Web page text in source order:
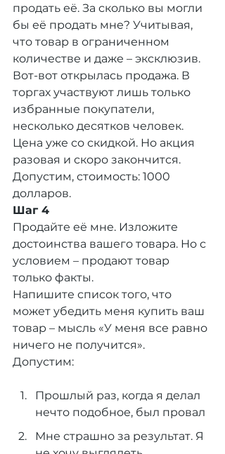
продать её. За сколько вы могли
бы её продать мне? Учитывая,
что товар в ограниченном
количестве и даже – эксклюзив.
Вот-вот открылась продажа. В
торгах участвуют лишь только
избранные покупатели,
несколько десятков человек.
Цена уже со скидкой. Но акция
разовая и скоро закончится.
Допустим, стоимость: 1000
долларов.
Шаг 4
Продайте её мне. Изложите
достоинства вашего товара. Но с
условием – продают товар
только факты.
Напишите список того, что
может убедить меня купить ваш
товар – мысль «У меня все равно
ничего не получится».
Допустим:
Прошлый раз, когда я делал
нечто подобное, был провал
Мне страшно за результат. Я